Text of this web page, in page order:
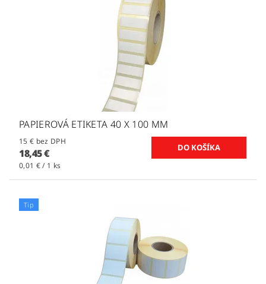
PAPIEROVÁ ETIKETA 40 X 100 MM
15 € bez DPH
18,45 €
0,01 € / 1 ks
Tip